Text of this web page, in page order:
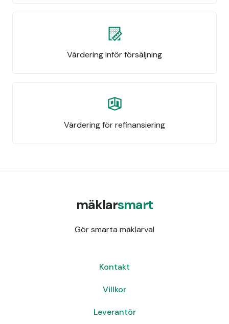
Värdering inför försäljning
Värdering för refinansiering
mäklarsmart
Gör smarta mäklarval
Kontakt
Villkor
Leverantör